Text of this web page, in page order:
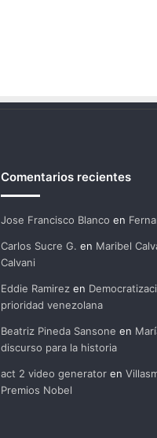
Comentarios recientes
Jose Francisco Blanco en
Carlos Sucre G. en Maribel
Calvani
Eddie Ramirezen
prioridad venezolana
Beatriz Pineda Sansone en
discurso para la historia
act 2 video generatoren
Premios Nobel